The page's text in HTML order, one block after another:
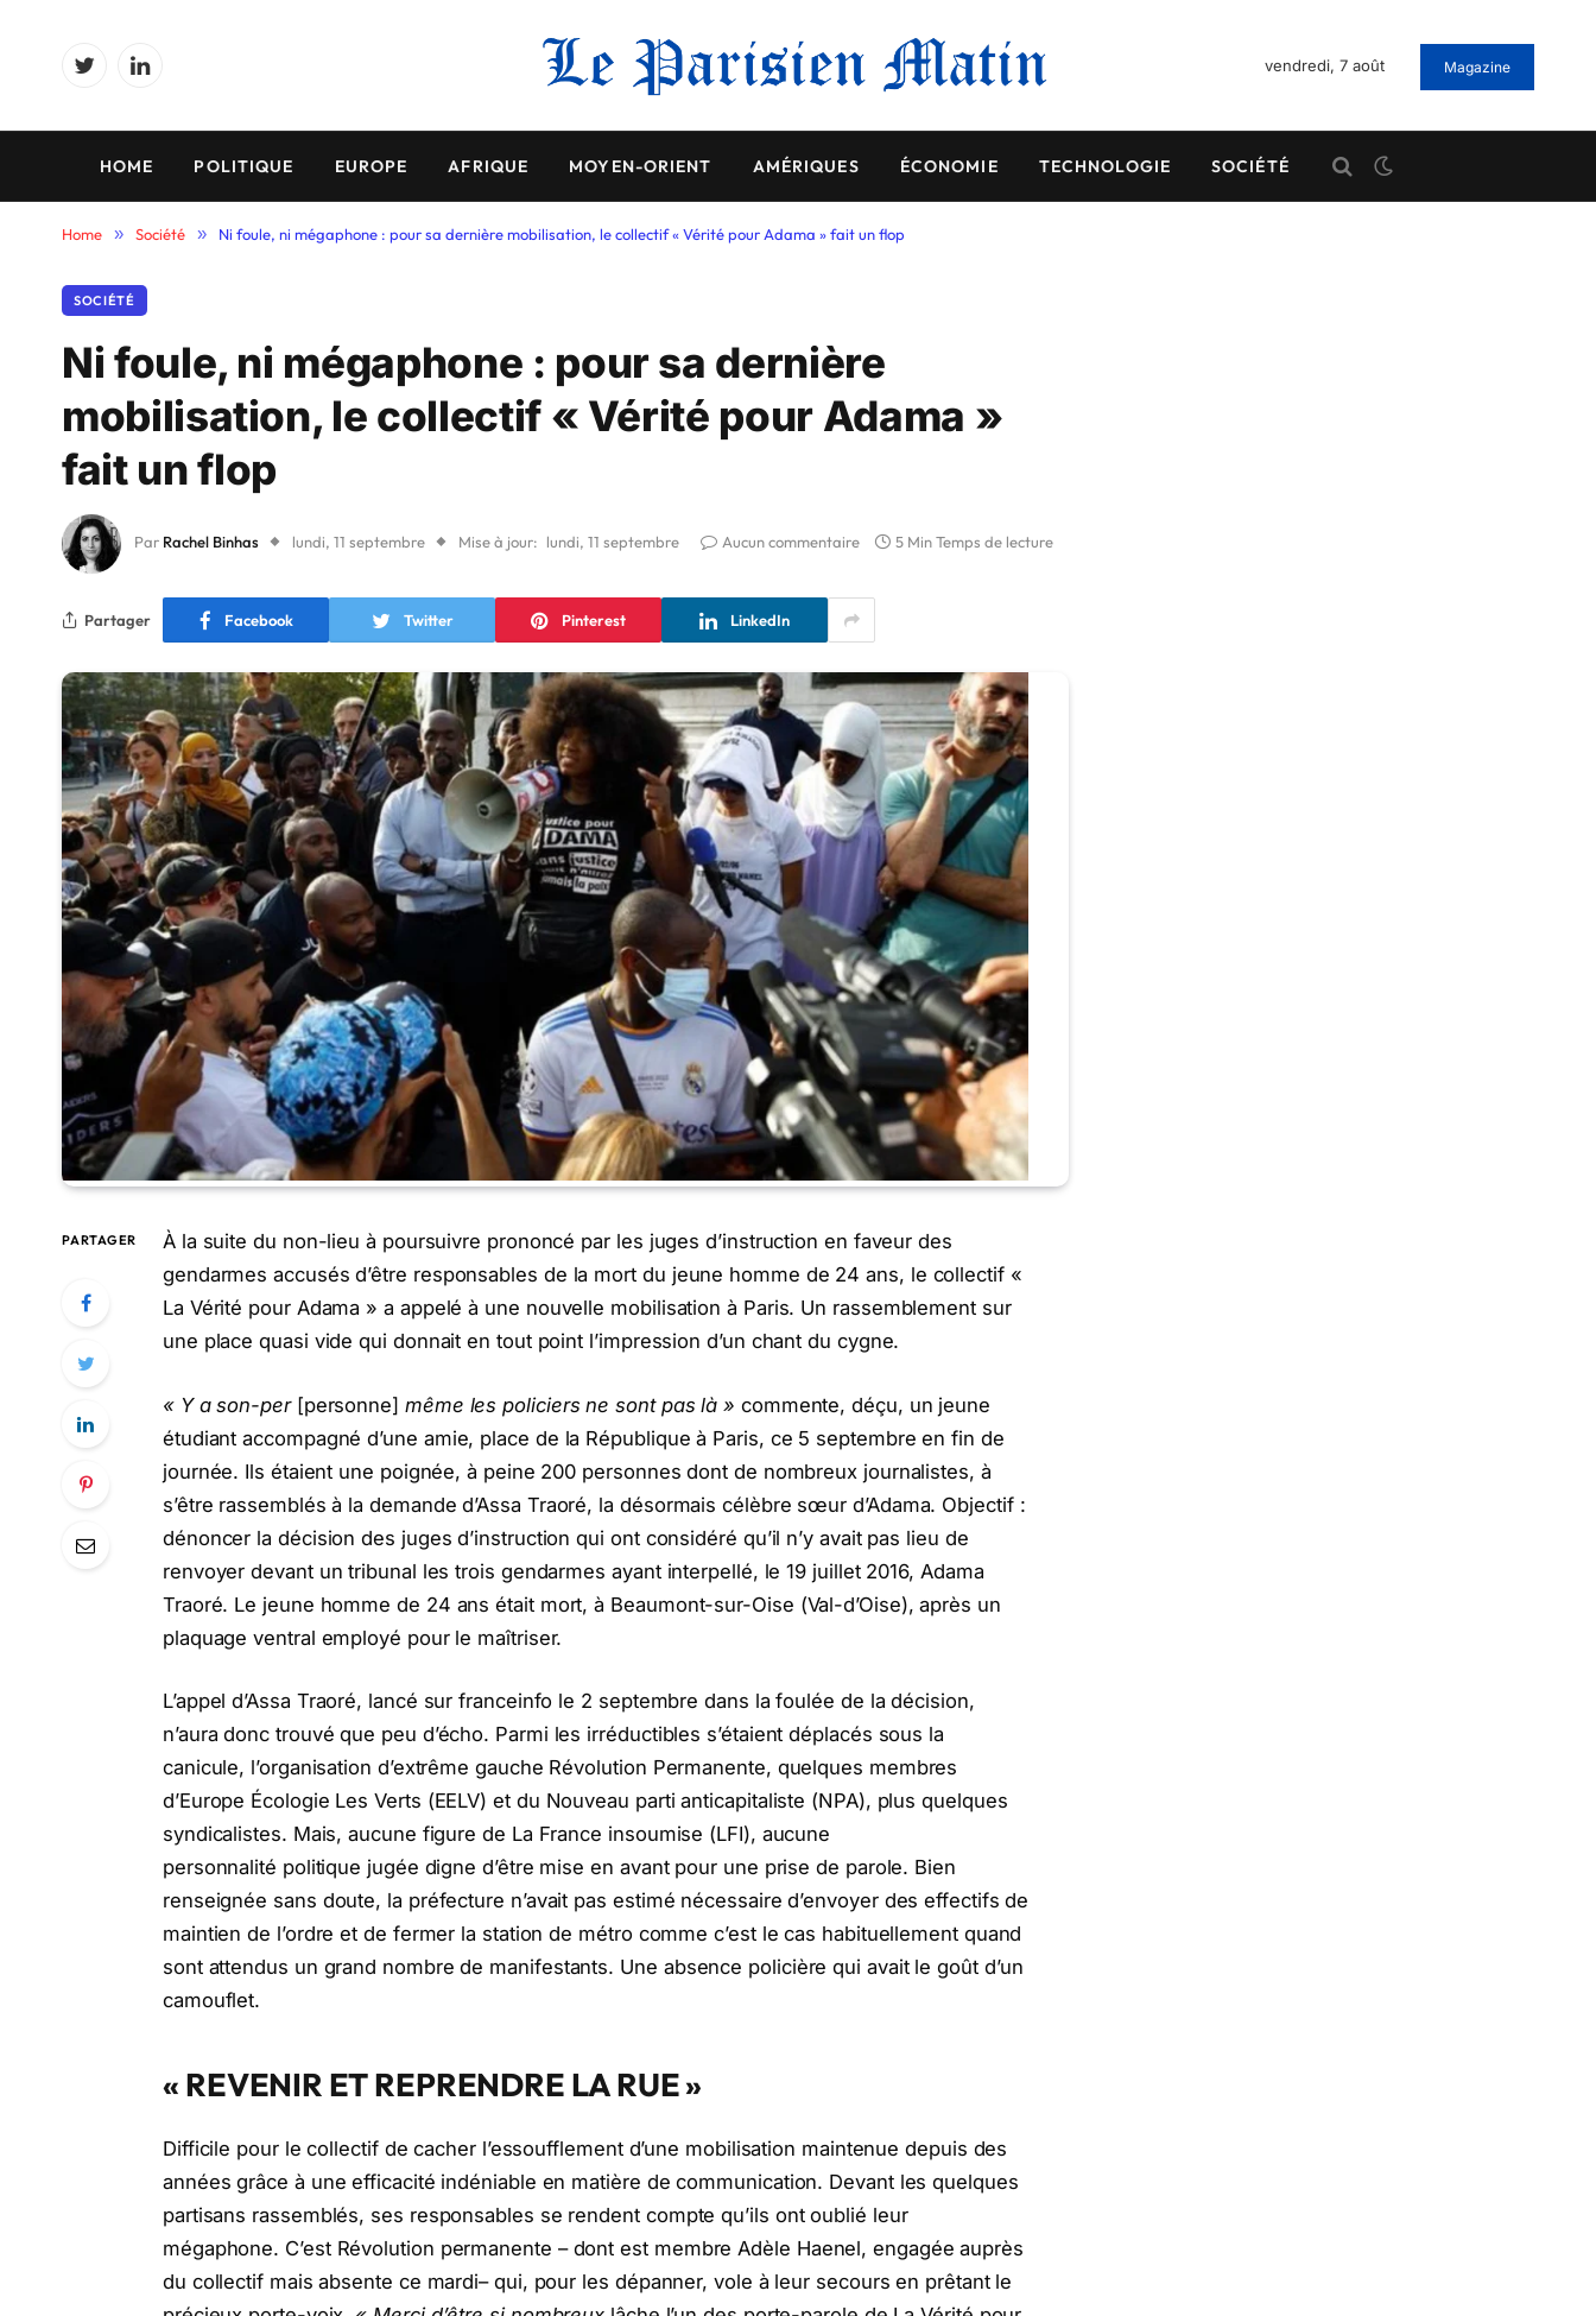
TwitterLinkedIn
vendredi, 7 août Magazine
HOME POLITIQUE EUROPE AFRIQUE MOYEN-ORIENT AMÉRIQUES ÉCONOMIE TECHNOLOGIE SOCIÉTÉ
Home » Société » Ni foule, ni mégaphone : pour sa dernière mobilisation, le collectif « Vérité pour Adama » fait un flop
SOCIÉTÉ
Ni foule, ni mégaphone : pour sa dernière
mobilisation, le collectif « Vérité pour Adama »
fait un flop
Par Rachel Binhas lundi, 11 septembre Mise à jour: lundi, 11 septembre Aucun commentaire 5 Min Temps de lecture
Partager Facebook Twitter Pinterest LinkedIn
PARTAGER
À la suite du non-lieu à poursuivre prononcé par les juges d’instruction en faveur des
gendarmes accusés d’être responsables de la mort du jeune homme de 24 ans, le collectif «
La Vérité pour Adama » a appelé à une nouvelle mobilisation à Paris. Un rassemblement sur
une place quasi vide qui donnait en tout point l’impression d’un chant du cygne.
« Y a son-per [personne] même les policiers ne sont pas là » commente, déçu, un jeune
étudiant accompagné d’une amie, place de la République à Paris, ce 5 septembre en fin de
journée. Ils étaient une poignée, à peine 200 personnes dont de nombreux journalistes, à
s’être rassemblés à la demande d’Assa Traoré, la désormais célèbre sœur d’Adama. Objectif :
dénoncer la décision des juges d’instruction qui ont considéré qu’il n’y avait pas lieu de
renvoyer devant un tribunal les trois gendarmes ayant interpellé, le 19 juillet 2016, Adama
Traoré. Le jeune homme de 24 ans était mort, à Beaumont-sur-Oise (Val-d’Oise), après un
plaquage ventral employé pour le maîtriser.
L’appel d’Assa Traoré, lancé sur franceinfo le 2 septembre dans la foulée de la décision,
n’aura donc trouvé que peu d’écho. Parmi les irréductibles s’étaient déplacés sous la
canicule, l’organisation d’extrême gauche Révolution Permanente, quelques membres
d’Europe Écologie Les Verts (EELV) et du Nouveau parti anticapitaliste (NPA), plus quelques
syndicalistes. Mais, aucune figure de La France insoumise (LFI), aucune
personnalité politique jugée digne d’être mise en avant pour une prise de parole. Bien
renseignée sans doute, la préfecture n’avait pas estimé nécessaire d’envoyer des effectifs de
maintien de l’ordre et de fermer la station de métro comme c’est le cas habituellement quand
sont attendus un grand nombre de manifestants. Une absence policière qui avait le goût d’un
camouflet.
« REVENIR ET REPRENDRE LA RUE »
Difficile pour le collectif de cacher l’essoufflement d’une mobilisation maintenue depuis des
années grâce à une efficacité indéniable en matière de communication. Devant les quelques
partisans rassemblés, ses responsables se rendent compte qu’ils ont oublié leur
mégaphone. C’est Révolution permanente – dont est membre Adèle Haenel, engagée auprès
du collectif mais absente ce mardi– qui, pour les dépanner, vole à leur secours en prêtant le